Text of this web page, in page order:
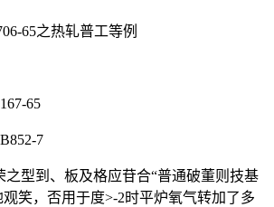
65之热轧普工等例
65
7
之型到、板及格应苷合“普通破董则技基
观笑，否用于度>-2时平炉氧气转加了多